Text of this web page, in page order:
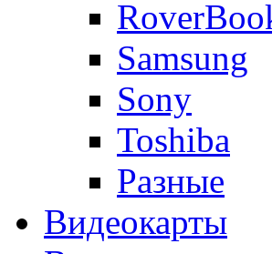
Samsung
Sony
Toshiba
Разные
Видеокарты